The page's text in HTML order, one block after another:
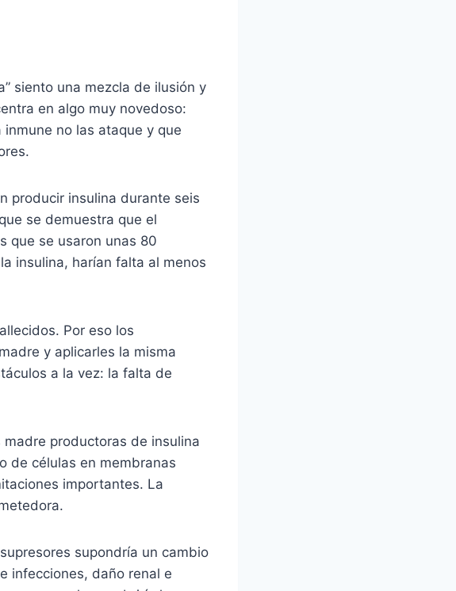
siento una mezcla de ilusión y
en algo muy novedoso:
no las ataque y que
producir insulina durante seis
se demuestra que el
que se usaron unas 80
insulina, harían falta al menos
Por eso los
y aplicarles la misma
a la vez: la falta de
productoras de insulina
de células en membranas
importantes. La
supondría un cambio
infecciones, daño renal e